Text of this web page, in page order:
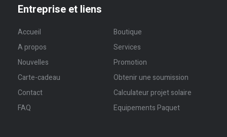
Entreprise et liens
Accueil
Boutique
A propos
Services
Nouvelles
Promotion
Carte-cadeau
Obtenir une soumission
Contact
Calculateur projet solaire
FAQ
Equipements Paquet